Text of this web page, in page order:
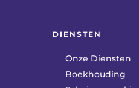
DIENSTEN
Onze Diensten
Boekhouding